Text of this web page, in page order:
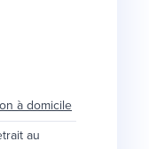
à domicile
au